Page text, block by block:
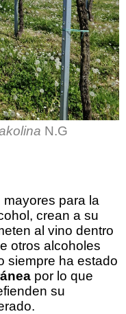
N.G
para la
crean a su
al vino dentro
otros alcoholes
siempre ha estado
por lo que
su